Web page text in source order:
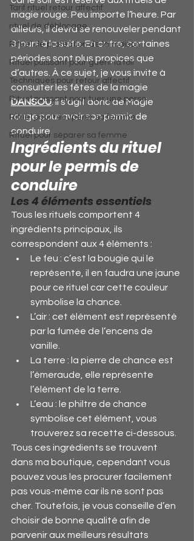
Tarif rituel retour affectif
rituel de déblocage
Rituel de protection de la maison
Rituel puissant pour guérir la foli
Techniques pour retour affectif
Rituel puissant pour tuer une perso
Rituel pour récupérer sa femme
Rituel pour séparer sa femme
magie rouge. Peu importe l’heure. Par
ailleurs, il devra se renouveler pendant
3 jours à la suite. En outre, certaines
périodes sont plus propices que
d’autres. À ce sujet, je vous invite à
consulter les fêtes de la magie
DANSOU. Il s'agit donc de Magie
rouge pour avoir son permis de
conduire.
Ingrédients du rituel
pour le permis de
conduire
Les 4 éléments essentiels
Tous les rituels comportent 4
ingrédients principaux, ils
correspondent aux 4 éléments :
Le feu : c’est la bougie qui le
représente, il en faudra une jaune
pour ce rituel car cette couleur
symbolise la chance.
L’air : cet élément est représenté
par la fumée de l’encens de
vanille.
La terre : la pierre de chance est
l’émeraude, elle représente
l’élément de la terre.
L’eau : le philtre de chance
symbolise cet élément, vous
trouverez sa recette ci-dessous.
Tous ces ingrédients se trouvent
dans ma boutique, cependant vous
pouvez vous les procurer facilement
pas vous-même car ils ne sont pas
cher. Toutefois, je vous conseille d’en
choisir de bonne qualité afin de
parvenir aux meilleurs résultats